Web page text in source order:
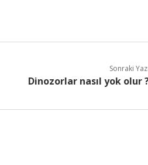
Sonraki
Dinozorlar nasıl yok olur